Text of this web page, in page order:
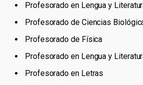
Profesorado en Lengua y
Profesorado de Ciencias
Profesorado de Física
Profesorado en Lengua y
Profesorado en Letras